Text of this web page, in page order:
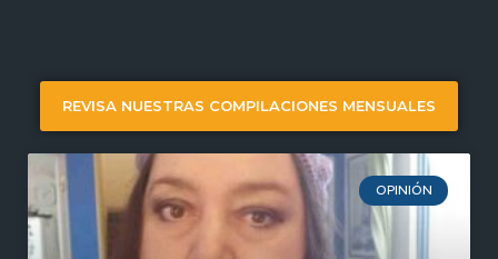
REVISA NUESTRAS COMPILACIONES MENSUALES
OPINIÓN